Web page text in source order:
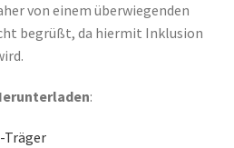
von einem überwiegenden
begrüßt, da hiermit Inklusion
:
Träger